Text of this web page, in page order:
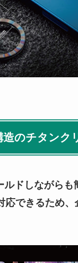
のチタンク
ドしながら
できるため